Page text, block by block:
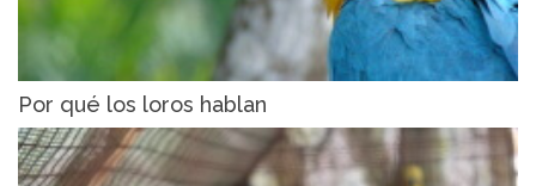
Por qué los loros hablan